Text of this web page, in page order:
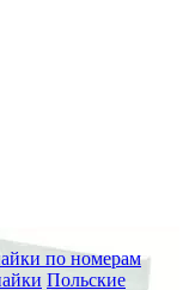
по номерам
Польские